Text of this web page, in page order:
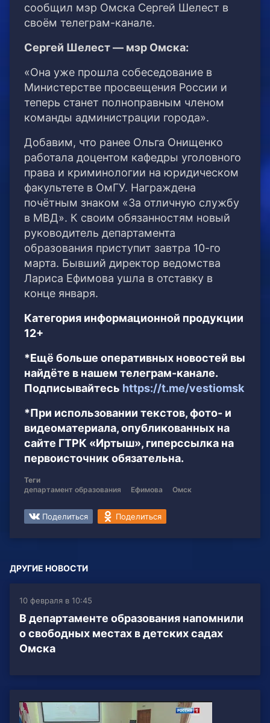
сообщил мэр Омска Сергей Шелест в
своём телеграм-канале.
Сергей Шелест — мэр Омска:
«Она уже прошла собеседование в
Министерстве просвещения России и
теперь станет полноправным членом
команды администрации города».
Добавим, что ранее Ольга Онищенко
работала доцентом кафедры уголовного
права и криминологии на юридическом
факультете в ОмГУ. Награждена
почётным знаком «За отличную службу
в МВД». К своим обязанностям новый
руководитель департамента
образования приступит завтра 10-го
марта. Бывший директор ведомства
Лариса Ефимова ушла в отставку в
конце января.
Категория информационной продукции
12+
*Ещё больше оперативных новостей вы
найдёте в нашем телеграм-канале.
Подписывайтесь https://t.me/vestiomsk
*При использовании текстов, фото- и
видеоматериала, опубликованных на
сайте ГТРК «Иртыш», гиперссылка на
первоисточник обязательна.
Теги
департамент образования
Ефимова Омск
Поделиться Поделиться
ДРУГИЕ НОВОСТИ
10 февраля в 10:45
В департаменте образования напомнили
о свободных местах в детских садах
Омска